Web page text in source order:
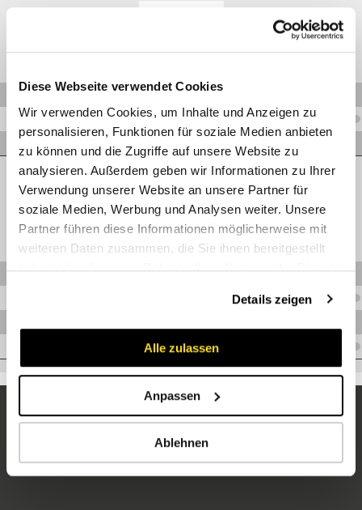
Diese Webseite verwendet Cookies
Wir verwenden Cookies, um Inhalte und Anzeigen zu
personalisieren, Funktionen für soziale Medien anbieten
zu können und die Zugriffe auf unsere Website zu
analysieren. Außerdem geben wir Informationen zu Ihrer
Verwendung unserer Website an unsere Partner für
soziale Medien, Werbung und Analysen weiter. Unsere
Partner führen diese Informationen möglicherweise mit
weiteren Daten zusammen, die Sie ihnen bereitgestellt
haben oder die sie im Rahmen Ihrer Nutzung der Dienste
Details zeigen
Alle zulassen
Anpassen
Ablehnen
K.BKH-10R3/8VZ-SBOHR
AG metrisch leicht
K.BKH-06EM08LVZ-SB